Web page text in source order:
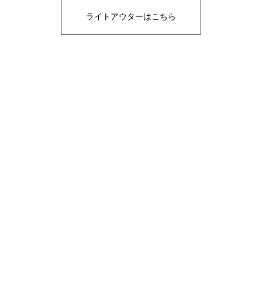
ライトアウターはこちら